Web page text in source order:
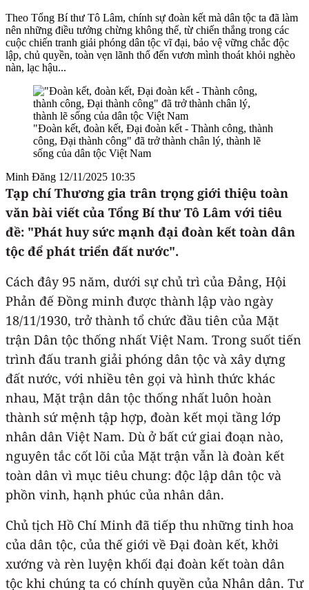
Theo Tổng Bí thư Tô Lâm, chính sự đoàn kết mà dân tộc ta đã làm
nên những điều tưởng chừng không thể, từ chiến thắng trong các
cuộc chiến tranh giải phóng dân tộc vĩ đại, bảo vệ vững chắc độc
lập, chủ quyền, toàn vẹn lãnh thổ đến vươn mình thoát khỏi nghèo
nàn, lạc hậu...
"Đoàn kết, đoàn kết, Đại đoàn kết - Thành công, thành
công, Đại thành công" đã trở thành chân lý, thành lẽ
sống của dân tộc Việt Nam
Minh Đăng 12/11/2025 10:35
Tạp chí Thương gia trân trọng giới thiệu toàn
văn bài viết của Tổng Bí thư Tô Lâm với tiêu
đề: "Phát huy sức mạnh đại đoàn kết toàn dân
tộc để phát triển đất nước".
Cách đây 95 năm, dưới sự chủ trì của Đảng, Hội
Phản đế Đồng minh được thành lập vào ngày
18/11/1930, trở thành tổ chức đầu tiên của Mặt
trận Dân tộc thống nhất Việt Nam. Trong suốt tiến
trình đấu tranh giải phóng dân tộc và xây dựng
đất nước, với nhiều tên gọi và hình thức khác
nhau, Mặt trận dân tộc thống nhất luôn hoàn
thành sứ mệnh tập hợp, đoàn kết mọi tầng lớp
nhân dân Việt Nam. Dù ở bất cứ giai đoạn nào,
nguyên tắc cốt lõi của Mặt trận vẫn là đoàn kết
toàn dân vì mục tiêu chung: độc lập dân tộc và
phồn vinh, hạnh phúc của nhân dân.
Chủ tịch Hồ Chí Minh đã tiếp thu những tinh hoa
của dân tộc, của thế giới về Đại đoàn kết, khởi
xướng và rèn luyện khối đại đoàn kết toàn dân
tộc khi chúng ta có chính quyền của Nhân dân. Tư